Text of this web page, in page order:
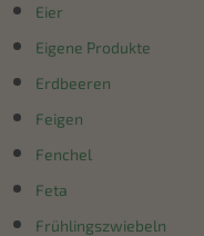
Eier
Eigene Produkte
Erdbeeren
Feigen
Fenchel
Feta
Frühlingszwiebeln